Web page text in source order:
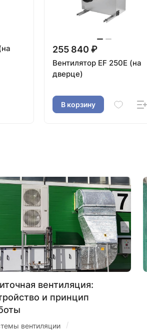
255 840 ₽
Вентилятор EF 250E (на
дверце)
В корзину
вентиляция:
и принцип
вентиляции /